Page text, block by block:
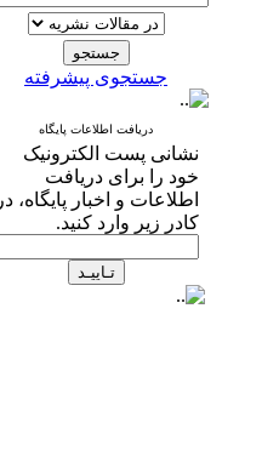
جستجوی پیشرفته
دریافت اطلاعات پایگاه
نشانی پست الکترونیک
خود را برای دریافت
اطلاعات و اخبار پایگاه، در
کادر زیر وارد کنید.